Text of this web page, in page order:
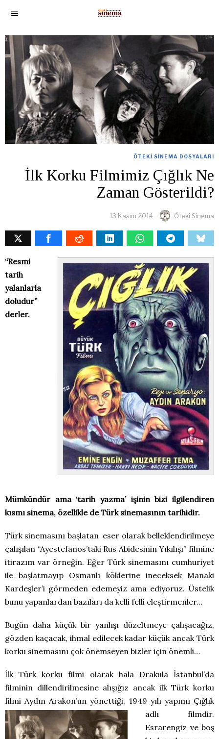
ÖTEKI SINEMA DOSYALARI
İlk Korku Filmimiz Çığlık Ne
Zaman Gösterildi?
13 Kasım 2014 Öteki Sinema
“Resmi
tarih
yalanlarla
doludur”
derler.
Mümkündür ama ‘tarih yazma’ işinin bizi ilgilendiren
kısmı sinema, özellikle de Türk sinemasının tarihidir.
Türk sinemasını başlatan eser olarak belleklendirilmeye
çalışılan “Ayestefanos’taki Rus Abidesinin Yıkılışı” filmine
itirazım var örneğin. Eğer Türk sinemasını cumhuriyet
ile başlatmayıp Osmanlı köklerine ineceksek Manaki
Kardeşler’i görmeden edemeyiz ama ediyoruz. Üstelik
bunu yapanlardan bazıları da kelli felli eleştirmenler…
Bugün daha küçük bir yanlışı düzeltmeye çalışacağız,
gözden kaçacak, ihmal edilecek kadar küçük ancak Türk
korku sinemasını çok önemseyen bizler için önemli…
İlk Türk korku filmi olarak hala Drakula İstanbul’da
filminin dillendirilmesine alışığız ancak ilk Türk korku
filmi Aydın Arakon’un yönettiği, 1949 yılı yapımı Çığlık
adlı filmdir.
Esrarengiz ve boş